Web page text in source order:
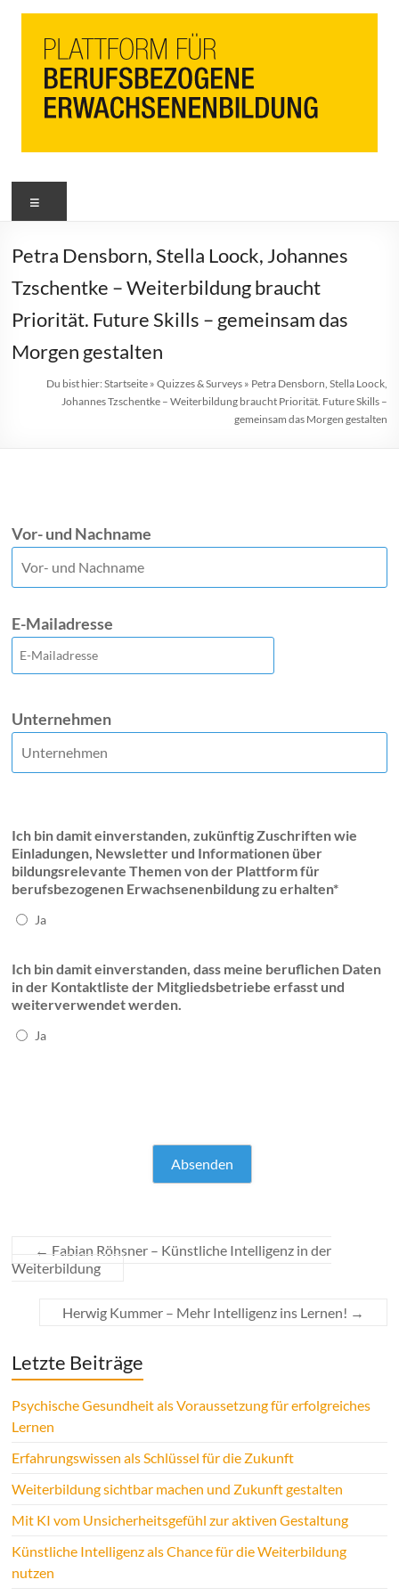
PbEB
Plattform
berufsbezogene
Petra Densborn, Stella Loock, Johannes
Tzschentke – Weiterbildung braucht
Priorität. Future Skills – gemeinsam das
Morgen gestalten
Du bist hier: Startseite» Quizzes & Surveys» Petra Densborn, Stella Loock,
Johannes Tzschentke – Weiterbildung braucht Priorität. Future Skills –
gemeinsam das Morgen gestalten
Vor- und Nachname
E-Mailadresse
Unternehmen
Ich bin damit einverstanden, zukünftig Zuschriften wie
Einladungen, Newsletter und Informationen über
bildungsrelevante Themen von der Plattform für
berufsbezogenen Erwachsenenbildung zu erhalten*
Ja
Ich bin damit einverstanden, dass meine beruflichen Daten
in der Kontaktliste der Mitgliedsbetriebe erfasst und
weiterverwendet werden.
Ja
← Fabian Röhsner – Künstliche Intelligenz in der
Weiterbildung
Herwig Kummer – Mehr Intelligenz ins Lernen! →
Letzte Beiträge
Psychische Gesundheit als Voraussetzung für erfolgreiches
Lernen
Erfahrungswissen als Schlüssel für die Zukunft
Weiterbildung sichtbar machen und Zukunft gestalten
Mit KI vom Unsicherheitsgefühl zur aktiven Gestaltung
Künstliche Intelligenz als Chance für die Weiterbildung
nutzen